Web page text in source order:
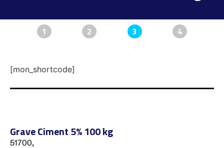
1 2 3 4
[mon_shortcode]
Grave Ciment 5% 100 kg
51700,